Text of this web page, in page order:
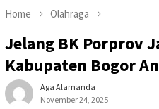
Home Olahraga
Jelang BK Porprov
Kabupaten Bogor
Aga Alamanda
November 24, 2025